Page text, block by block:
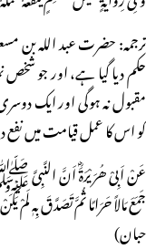
ترجمہ: حضرت عبد اللہ بن
حکم دیا گیا ہے، اور جو
مقبول نہ ہوگی اور ایک
کو اس کا عمل قیامت میں
عَنْ اَبِیْ ھُرَیْرَۃَؓ اَنَّ النَّبِیَّ
جَمَعَ مَالاً حَرَامًا ثُمَّ تَصَدَّقَ بِہٖ لَمْ
حبان)